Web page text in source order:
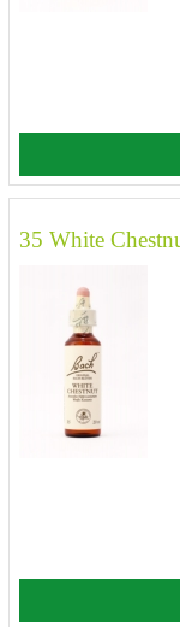
35 White